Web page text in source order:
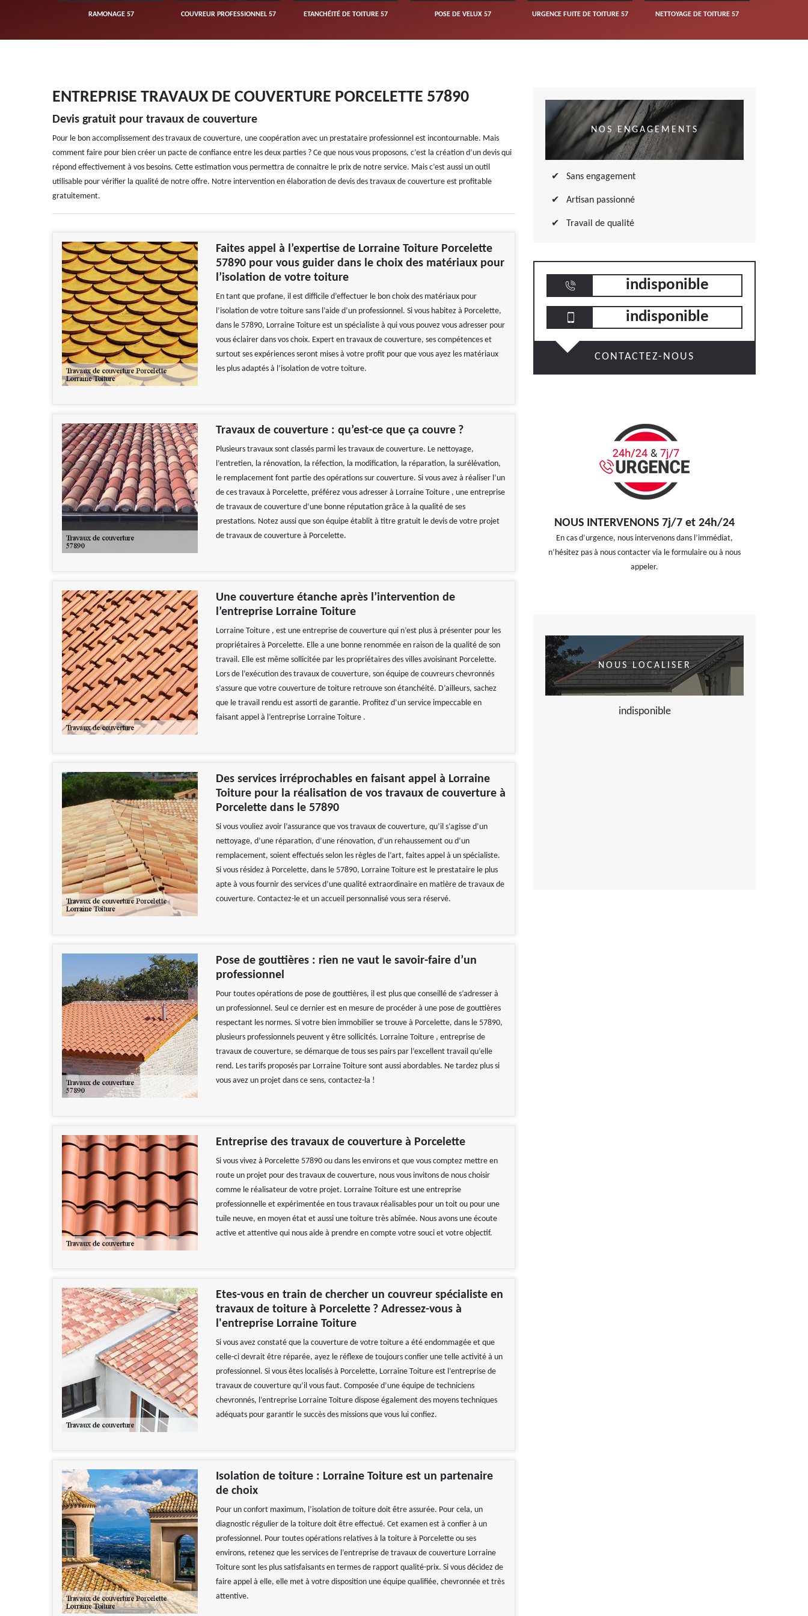
RAMONAGE 57 COUVREUR PROFESSIONNEL 57 ETANCHÉITÉ DE TOITURE 57 POSE DE VELUX 57 URGENCE FUITE DE TOITURE 57 NETTOYAGE DE TOITURE 57
ENTREPRISE TRAVAUX DE COUVERTURE PORCELETTE 57890
Devis gratuit pour travaux de couverture
Pour le bon accomplissement des travaux de couverture, une coopération avec un prestataire professionnel est incontournable. Mais
comment faire pour bien créer un pacte de confiance entre les deux parties ? Ce que nous vous proposons, c’est la création d’un devis qui
répond effectivement à vos besoins. Cette estimation vous permettra de connaitre le prix de notre service. Mais c’est aussi un outil
utilisable pour vérifier la qualité de notre offre. Notre intervention en élaboration de devis des travaux de couverture est profitable
gratuitement.
Faites appel à l’expertise de Lorraine Toiture Porcelette
57890 pour vous guider dans le choix des matériaux pour
l’isolation de votre toiture
En tant que profane, il est difficile d’effectuer le bon choix des matériaux pour
l’isolation de votre toiture sans l’aide d’un professionnel. Si vous habitez à Porcelette,
dans le 57890, Lorraine Toiture est un spécialiste à qui vous pouvez vous adresser pour
vous éclairer dans vos choix. Expert en travaux de couverture, ses compétences et
surtout ses expériences seront mises à votre profit pour que vous ayez les matériaux
les plus adaptés à l’isolation de votre toiture.
Travaux de couverture : qu’est-ce que ça couvre ?
Plusieurs travaux sont classés parmi les travaux de couverture. Le nettoyage,
l’entretien, la rénovation, la réfection, la modification, la réparation, la surélévation,
le remplacement font partie des opérations sur couverture. Si vous avez à réaliser l’un
de ces travaux à Porcelette, préférez vous adresser à Lorraine Toiture , une entreprise
de travaux de couverture d’une bonne réputation grâce à la qualité de ses
prestations. Notez aussi que son équipe établit à titre gratuit le devis de votre projet
de travaux de couverture à Porcelette.
Une couverture étanche après l’intervention de
l’entreprise Lorraine Toiture
Lorraine Toiture , est une entreprise de couverture qui n’est plus à présenter pour les
propriétaires à Porcelette. Elle a une bonne renommée en raison de la qualité de son
travail. Elle est même sollicitée par les propriétaires des villes avoisinant Porcelette.
Lors de l’exécution des travaux de couverture, son équipe de couvreurs chevronnés
s’assure que votre couverture de toiture retrouve son étanchéité. D’ailleurs, sachez
que le travail rendu est assorti de garantie. Profitez d’un service impeccable en
faisant appel à l’entreprise Lorraine Toiture .
Des services irréprochables en faisant appel à Lorraine
Toiture pour la réalisation de vos travaux de couverture à
Porcelette dans le 57890
Si vous vouliez avoir l’assurance que vos travaux de couverture, qu’il s’agisse d’un
nettoyage, d’une réparation, d’une rénovation, d’un rehaussement ou d’un
remplacement, soient effectués selon les règles de l’art, faites appel à un spécialiste.
Si vous résidez à Porcelette, dans le 57890, Lorraine Toiture est le prestataire le plus
apte à vous fournir des services d’une qualité extraordinaire en matière de travaux de
couverture. Contactez-le et un accueil personnalisé vous sera réservé.
Pose de gouttières : rien ne vaut le savoir-faire d’un
professionnel
Pour toutes opérations de pose de gouttières, il est plus que conseillé de s’adresser à
un professionnel. Seul ce dernier est en mesure de procéder à une pose de gouttières
respectant les normes. Si votre bien immobilier se trouve à Porcelette, dans le 57890,
plusieurs professionnels peuvent y être sollicités. Lorraine Toiture , entreprise de
travaux de couverture, se démarque de tous ses pairs par l’excellent travail qu’elle
rend. Les tarifs proposés par Lorraine Toiture sont aussi abordables. Ne tardez plus si
vous avez un projet dans ce sens, contactez-la !
Entreprise des travaux de couverture à Porcelette
Si vous vivez à Porcelette 57890 ou dans les environs et que vous comptez mettre en
route un projet pour des travaux de couverture, nous vous invitons de nous choisir
comme le réalisateur de votre projet. Lorraine Toiture est une entreprise
professionnelle et expérimentée en tous travaux réalisables pour un toit ou pour une
tuile neuve, en moyen état et aussi une toiture très abîmée. Nous avons une écoute
active et attentive qui nous aide à prendre en compte votre souci et votre objectif.
Etes-vous en train de chercher un couvreur spécialiste en
travaux de toiture à Porcelette ? Adressez-vous à
l'entreprise Lorraine Toiture
Si vous avez constaté que la couverture de votre toiture a été endommagée et que
celle-ci devrait être réparée, ayez le réflexe de toujours confier une telle activité à un
professionnel. Si vous êtes localisés à Porcelette, Lorraine Toiture est l’entreprise de
travaux de couverture qu’il vous faut. Composée d’une équipe de techniciens
chevronnés, l’entreprise Lorraine Toiture dispose également des moyens techniques
adéquats pour garantir le succès des missions que vous lui confiez.
Isolation de toiture : Lorraine Toiture est un partenaire
de choix
Pour un confort maximum, l’isolation de toiture doit être assurée. Pour cela, un
diagnostic régulier de la toiture doit être effectué. Cet examen est à confier à un
professionnel. Pour toutes opérations relatives à la toiture à Porcelette ou ses
environs, retenez que les services de l’entreprise de travaux de couverture Lorraine
Toiture sont les plus satisfaisants en termes de rapport qualité-prix. Si vous décidez de
faire appel à elle, elle met à votre disposition une équipe qualifiée, chevronnée et très
attentive.
NOS ENGAGEMENTS
Sans engagement
Artisan passionné
Travail de qualité
indisponible
indisponible
CONTACTEZ-NOUS
NOUS INTERVENONS 7j/7 et 24h/24
En cas d’urgence, nous intervenons dans l’immédiat,
n’hésitez pas à nous contacter via le formulaire ou à nous
appeler.
NOUS LOCALISER
indisponible